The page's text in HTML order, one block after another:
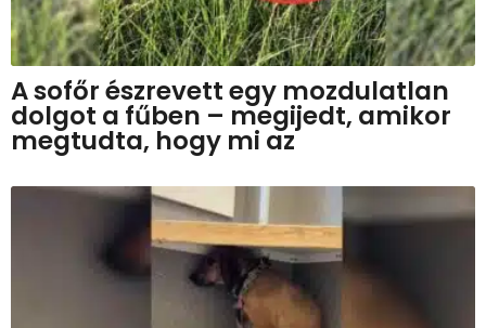
A sofőr észrevett egy mozdulatlan
dolgot a fűben – megijedt, amikor
megtudta, hogy mi az